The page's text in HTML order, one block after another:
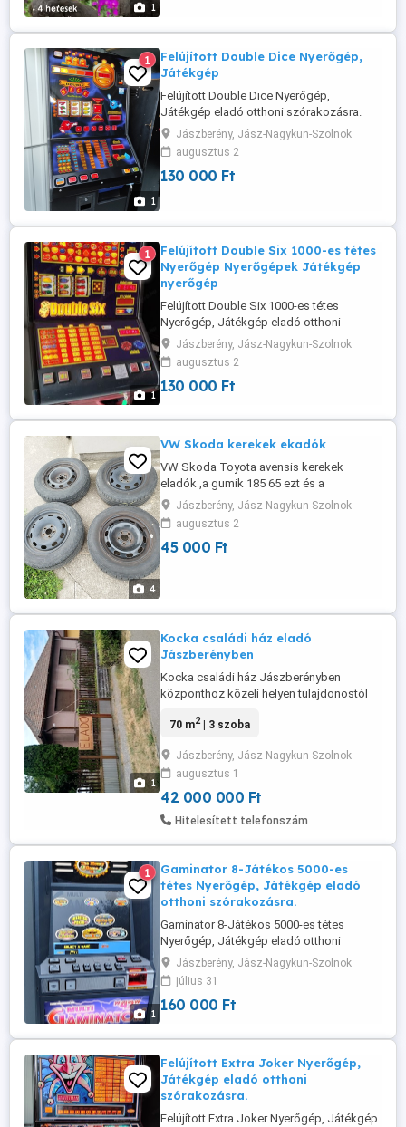
1
1
1
Felújított Double Dice Nyerőgép,
Játékgép
Felújított Double Dice Nyerőgép,
Játékgép eladó otthoni szórakozásra.
Érmét elfogad vissszaad.
Jászberény, Jász-Nagykun-Szolnok
augusztus 2
130 000 Ft
1
1
Felújított Double Six 1000-es tétes
Nyerőgép Nyerőgépek Játékgép
nyerőgép
Felújított Double Six 1000-es tétes
Nyerőgép, Játékgép eladó otthoni
szórakozásra. Érmét elfogad vissszaad.
Jászberény, Jász-Nagykun-Szolnok
augusztus 2
130 000 Ft
4
VW Skoda kerekek ekadók
VW Skoda Toyota avensis kerekek
eladók ,a gumik 185 65 ezt és a
következő idényt kibírják. Toyotához
tudok adni gyűrűsettet..
Jászberény, Jász-Nagykun-Szolnok
augusztus 2
45 000 Ft
1
Kocka családi ház eladó
Jászberényben
Kocka családi ház Jászberényben
központhoz közeli helyen tulajdonostól
70 m2| 3 szoba
Jászberény, Jász-Nagykun-Szolnok
augusztus 1
42 000 000 Ft
Hitelesített telefonszám
1
1
Gaminator 8-Játékos 5000-es
tétes Nyerőgép, Játékgép eladó
otthoni szórakozásra.
Gaminator 8-Játékos 5000-es tétes
Nyerőgép, Játékgép eladó otthoni
szórakozásra.
Jászberény, Jász-Nagykun-Szolnok
július 31
160 000 Ft
Felújított Extra Joker Nyerőgép,
Játékgép eladó otthoni
szórakozásra.
Felújított Extra Joker Nyerőgép, Játékgép